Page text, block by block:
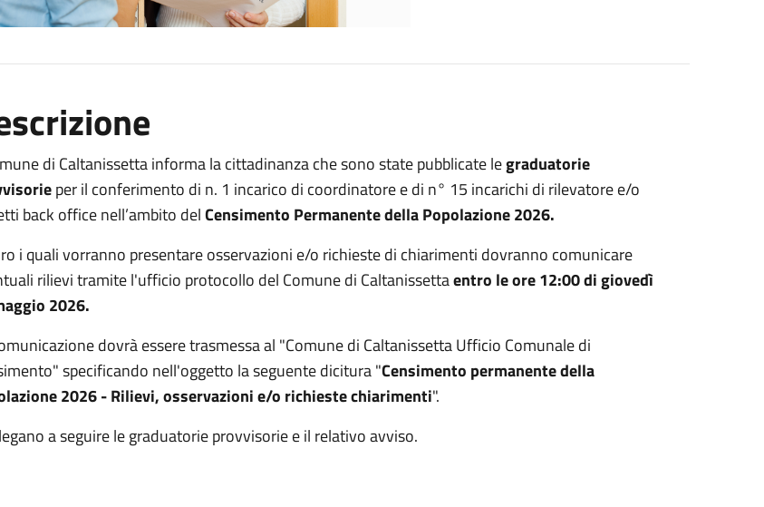
di Caltanissetta informa la cittadinanza che sono state pubblicate legraduatorie
per il conferimento di n. 1 incarico di coordinatore e di n° 15 incarichi di rilevatore e/o
back office nell’ambito delCensimento Permanente della Popolazione 2026.
i quali vorranno presentare osservazioni e/o richieste di chiarimenti dovranno comunicare
rilievi tramite l'ufficio protocollo del Comune di Caltanissettaentro le ore 12:00 di giovedì
2026.
dovrà essere trasmessa al "Comune di Caltanissetta Ufficio Comunale di
specificando nell'oggetto la seguente dicitura "Censimento permanente della
2026 - Rilievi, osservazioni e/o richieste chiarimenti".
a seguire le graduatorie provvisorie e il relativo avviso.